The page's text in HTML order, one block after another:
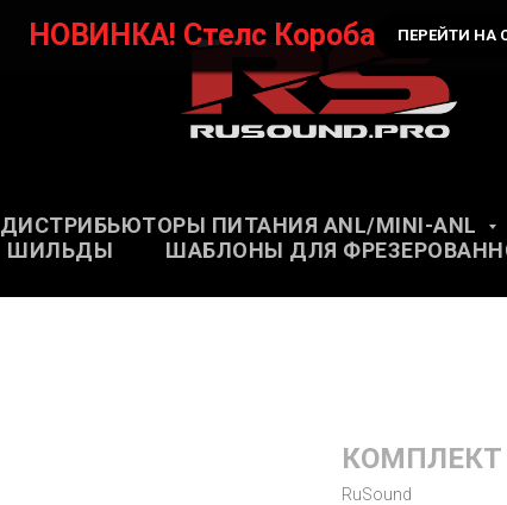
ДИСТРИБЬЮТОРЫ ПИТАНИЯ ANL/MINI-ANL
ШИЛЬДЫ ШАБЛОНЫ ДЛЯ
НОВИНКА! Стелс Короба ПЕРЕЙТИ НА
RuSound